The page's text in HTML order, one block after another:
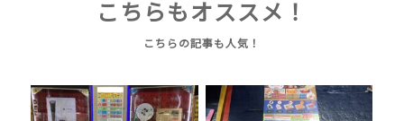
こちらもオススメ！